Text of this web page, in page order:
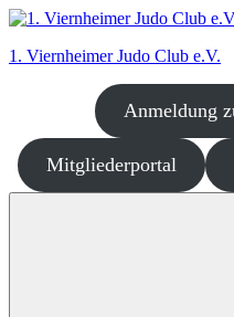
Zum
springen
1. Viernheimer Judo Club e.V.
dort
wo
es
Anmeldung
Mitgliederportal